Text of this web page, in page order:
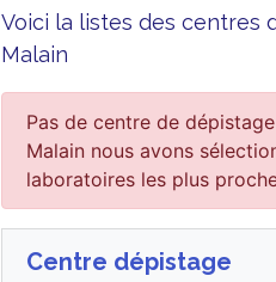
Voici la listes des centres
Malain
Pas de centre de
Malain nous avons
laboratoires les plus
Centre dépistage